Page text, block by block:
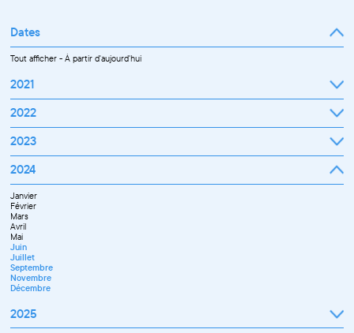
Dates
Tout afficher-À partir d'aujourd'hui
2021
Septembre
Novembre
Décembre
2022
Janvier
Mars
Avril
Juin
Juillet
Septembre
Octobre
Novembre
Décembre
2023
Janvier
Mars
Avril
Mai
Juin
Septembre
Octobre
Novembre
Décembre
2024
Janvier
Février
Mars
Avril
Mai
Juin
Juillet
Septembre
Novembre
Décembre
2025